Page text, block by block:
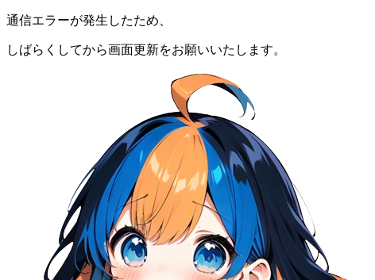
通信エラーが発生したため、
しばらくしてから画面更新をお願いいたします。